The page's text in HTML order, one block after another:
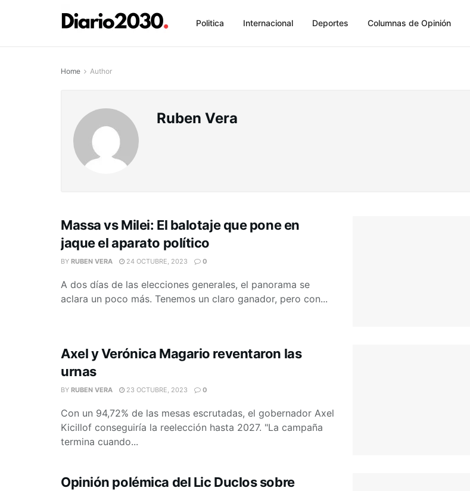
Politica Internacional Deportes Columnas de Opinión
Home Author
Ruben Vera
Massa vs Milei: El balotaje que pone en
jaque el aparato político
BY RUBEN VERA 24 OCTUBRE, 2023 0
A dos días de las elecciones generales, el panorama se
aclara un poco más. Tenemos un claro ganador, pero con...
Axel y Verónica Magario reventaron las
urnas
BY RUBEN VERA 23 OCTUBRE, 2023 0
Con un 94,72% de las mesas escrutadas, el gobernador Axel
Kicillof conseguiría la reelección hasta 2027. "La campaña
termina cuando...
Opinión polémica del Lic Duclos sobre